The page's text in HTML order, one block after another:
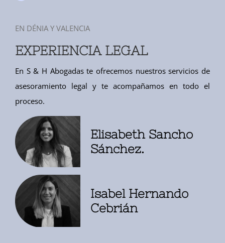
EN DÉNIA Y VALENCIA
EXPERIENCIA LEGAL
En S & H Abogadas te ofrecemos nuestros servicios de
asesoramiento legal y te acompañamos en todo el
proceso.
Elisabeth Sancho
Sánchez.
Isabel Hernando
Cebrián